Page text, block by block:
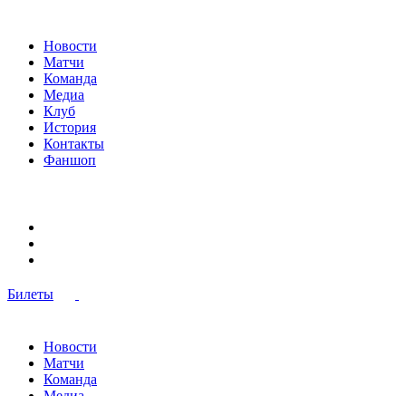
Новости
Матчи
Команда
Медиа
Клуб
История
Контакты
Фаншоп
Билеты
Новости
Матчи
Команда